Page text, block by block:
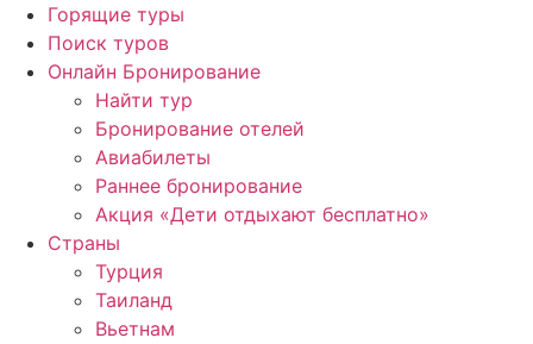
Горящие туры
Поиск туров
Онлайн Бронирование
Найти тур
Бронирование отелей
Авиабилеты
Раннее бронирование
Акция «Дети отдыхают бесплатно»
Страны
Турция
Таиланд
Вьетнам